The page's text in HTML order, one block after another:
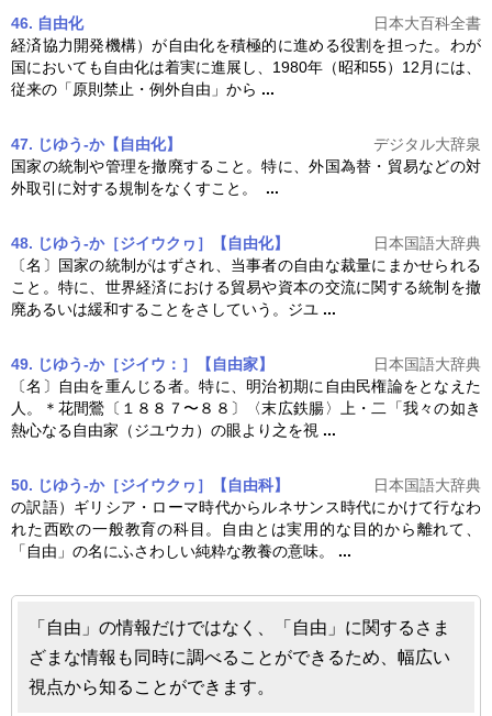
46. 自由化
日本大百科全書
経済協力開発機構）が自由化を積極的に進める役割を担った。わが
国においても 自由化は着実に進展し、1980年（昭和55）12月には、
従来の「原則禁止・例外自由 」から ...
47. じゆう‐か【自由化】
デジタル大辞泉
国家の統制や管理を撤廃すること。特に、外国為替・貿易などの対
外取引に対する規制をなくすこと。 ...
48. じゆう‐か［ジイウクヮ］【自由化】
日本国語大辞典
〔名〕国家の統制がはずされ、当事者の自由な裁量にまかせられる
こと。特に、世界経済における貿易や資本の交流に関する統制を撤
廃あるいは緩和することをさしていう。ジユ ...
49. じゆう‐か［ジイウ：］【自由家】
日本国語大辞典
〔名〕
自由を重んじる者。特に、明治初期に 自由民権論をとなえた
人。＊花間鶯〔１８８７〜８８〕〈末広鉄腸〉上・二「我々の如き
熱心なる自由家（ジユウカ）の眼より之を視 ...
50. じゆう‐か［ジイウクヮ］【自由科】
日本国語大辞典
の訳語）ギリシア・ローマ時代からルネサンス時代にかけて行なわ
れた西欧の一般教育の科目。
自由 とは実用的な目的から離れて、
「 自由 」の名にふさわしい純粋な教養の意味。 ...
「自由」の情報だけではなく、「自由」に関するさま
ざまな情報も同時に調べることができるため、幅広い
視点から知ることができます。